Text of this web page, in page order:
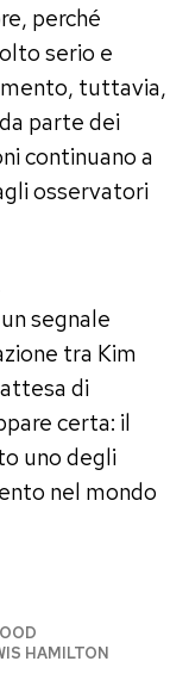
perché
serio e
tuttavia,
parte dei
continuano a
osservatori
segnale
tra Kim
di
certa: il
uno degli
nel mondo
HAMILTON